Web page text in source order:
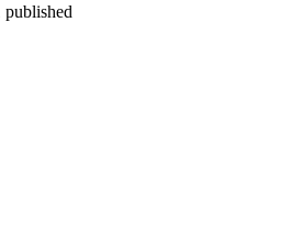
published